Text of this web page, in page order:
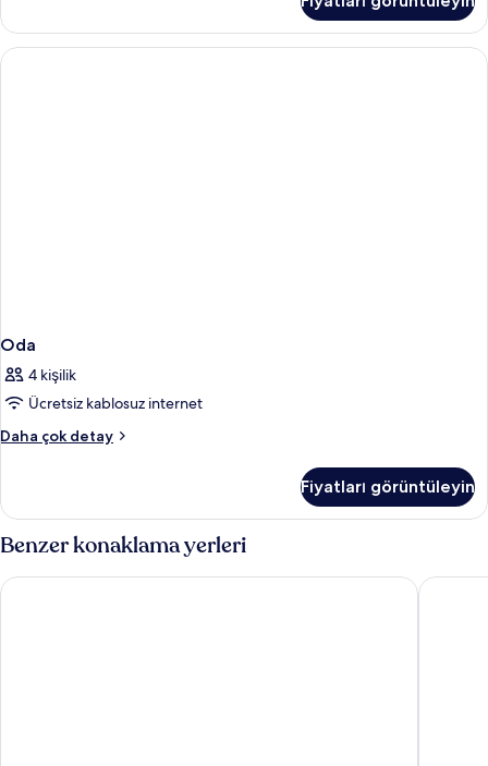
detay
Oda
4 kişilik
Ücretsiz kablosuz internet
Daha çok detay
Oda
detay
Fiyatları görüntüleyin
Benzer konaklama yerleri
Hotel Vincci Bit Hotel